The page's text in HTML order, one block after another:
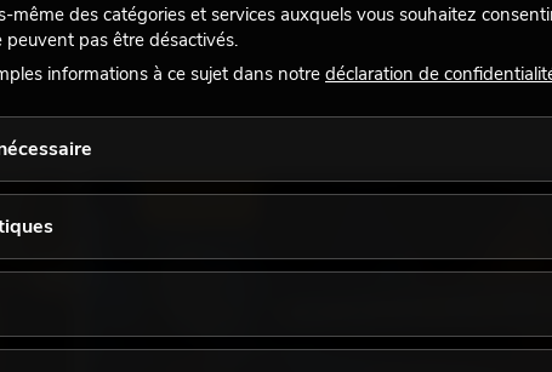
ÉCLAIRAGE
même des catégories et services auxquels vous souhaitez
pas être désactivés.
informations à ce sujet dans notre déclaration de